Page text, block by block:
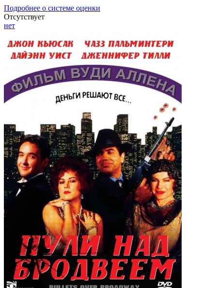
Подробнее о системе оценки
Отсутствует
нет